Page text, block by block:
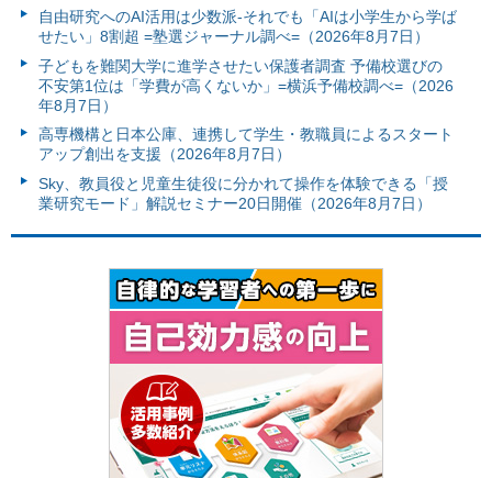
自由研究へのAI活用は少数派-それでも「AIは小学生から学ば
せたい」8割超 =塾選ジャーナル調べ=（2026年8月7日）
子どもを難関大学に進学させたい保護者調査 予備校選びの
不安第1位は「学費が高くないか」=横浜予備校調べ=（2026
年8月7日）
高専機構と日本公庫、連携して学生・教職員によるスタート
アップ創出を支援（2026年8月7日）
Sky、教員役と児童生徒役に分かれて操作を体験できる「授
業研究モード」解説セミナー20日開催（2026年8月7日）